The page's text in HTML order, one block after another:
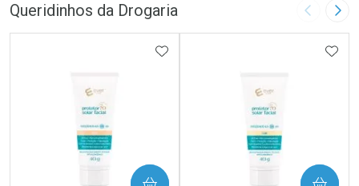
Queridinhos da Drogaria Imagem
ADICIONAR AOS FAVORITOS
COMPRAR COMPRAR